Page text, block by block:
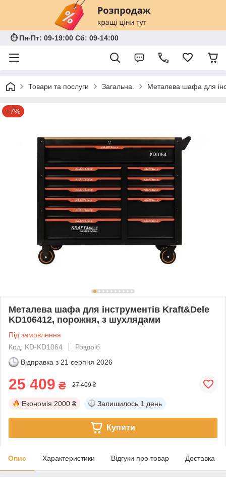
⏱ Пн-Пт: 09-19:00 Сб: 09-14:00
Товари та послуги Загальна. Металева шафа для
–7%
Металева шафа для інструментів Kraft&Dele
KD106412, порожня, з шухлядами
Під замовлення
Код: KD-KD1064
Роздріб
Відправка з 21 серпня 2026
25 409 ₴ 27 409 ₴
Економія 2000 ₴ Залишилось 1 день
Купити
Опис Характеристики Відгуки про товар Доставка